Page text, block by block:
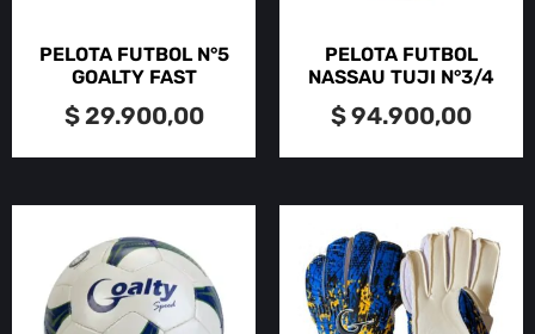
PELOTA FUTBOL N°5
GOALTY FAST
$29.900,00
PELOTA FUTBOL
NASSAU TUJI N°3/4
$94.900,00